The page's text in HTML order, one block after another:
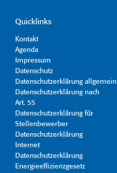
Quicklinks
Kontakt
Agenda
Impressum
Datenschutz
Datenschutzerklärung allgemein
Datenschutzerklärung nach
Art. 55
Datenschutzerklärung für
Stellenbewerber
Datenschutzerklärung
Internet
Datenschutzerklärung
Energieeffizienzgesetz